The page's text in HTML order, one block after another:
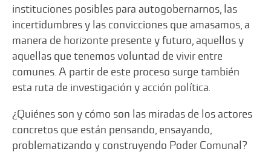
instituciones posibles para autogobernarnos, las
incertidumbres y las convicciones que amasamos, a
manera de horizonte presente y futuro, aquellos y
aquellas que tenemos voluntad de vivir entre
comunes. A partir de este proceso surge también
esta ruta de investigación y acción política.
¿Quiénes son y cómo son las miradas de los actores
concretos que están pensando, ensayando,
problematizando y construyendo Poder Comunal?